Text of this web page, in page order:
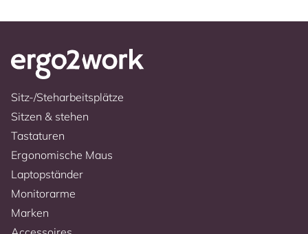
Sitz-/Steharbeitsplätze
Sitzen & stehen
Tastaturen
Ergonomische Maus
Laptopständer
Monitorarme
Marken